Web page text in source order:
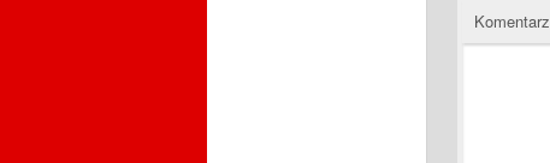
Komentarz